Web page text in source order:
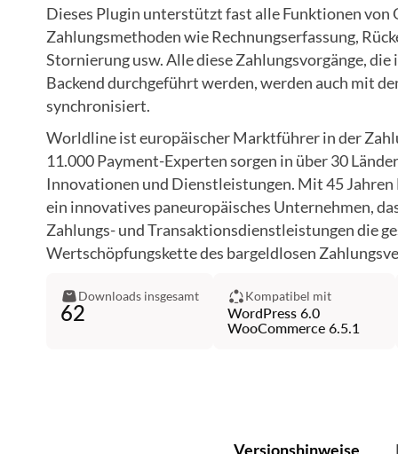
Dieses Plugin unterstützt fast alle Funktionen von
Zahlungsmethoden wie Rechnungserfassung,
Stornierung usw. Alle diese Zahlungsvorgänge,
Backend durchgeführt werden, werden auch mit
synchronisiert.
Worldline ist europäischer Marktführer in der
11.000 Payment-Experten sorgen in über 30
Innovationen und Dienstleistungen. Mit 45
ein innovatives paneuropäisches Unternehmen,
Zahlungs- und Transaktionsdienstleistungen die
Wertschöpfungskette des bargeldlosen
WordPress 5.9.3,
WordPress 5.9 ,
WordPress 6.0.2
WordPress 6.0.3
WordPress 6.2.0
WordPress 6.3.2
WordPress 6.6.1,
Downloads insgesamt
62
Kompatibel mit
WordPress 6.0
WooCommerce 6.5.1
Versionshinweise